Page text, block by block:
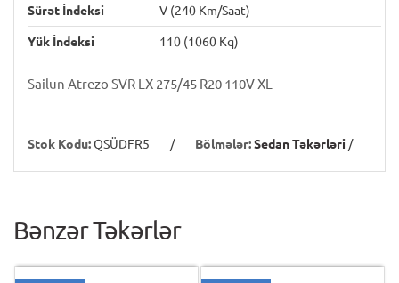
Sürət İndeksi V (240 Km/saat)
Yük İndeksi 110 (1060 Kq)
Sailun Atrezo SVR LX 275/45 R20 110V XL
Stok Kodu:QSÜDFR5 / Bölmələr:Sedan Təkərləri /
Bənzər Təkərlər